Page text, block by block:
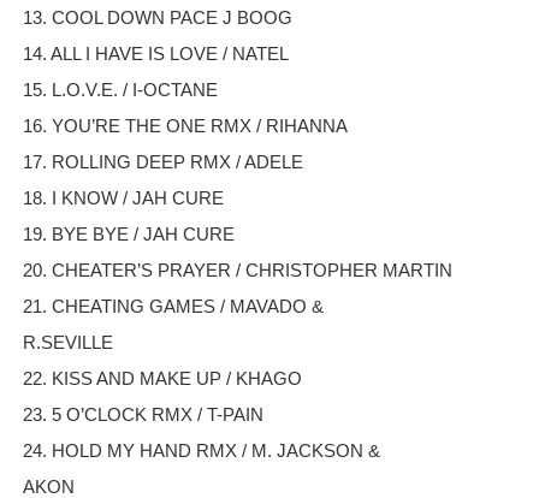
13. COOL DOWN PACE J BOOG
14. ALL I HAVE IS LOVE / NATEL
15. L.O.V.E. / I-OCTANE
16. YOU’RE THE ONE RMX / RIHANNA
17. ROLLING DEEP RMX / ADELE
18. I KNOW / JAH CURE
19. BYE BYE / JAH CURE
20. CHEATER’S PRAYER / CHRISTOPHER MARTIN
21. CHEATING GAMES / MAVADO &
R.SEVILLE
22. KISS AND MAKE UP / KHAGO
23. 5 O’CLOCK RMX / T-PAIN
24. HOLD MY HAND RMX / M. JACKSON &
AKON